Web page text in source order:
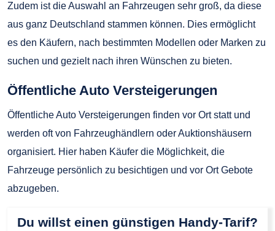
Zudem ist die Auswahl an Fahrzeugen sehr groß, da diese
aus ganz Deutschland stammen können. Dies ermöglicht
es den Käufern, nach bestimmten Modellen oder Marken zu
suchen und gezielt nach ihren Wünschen zu bieten.
Öffentliche Auto Versteigerungen
Öffentliche Auto Versteigerungen finden vor Ort statt und
werden oft von Fahrzeughändlern oder Auktionshäusern
organisiert. Hier haben Käufer die Möglichkeit, die
Fahrzeuge persönlich zu besichtigen und vor Ort Gebote
abzugeben.
Du willst einen günstigen Handy-Tarif?